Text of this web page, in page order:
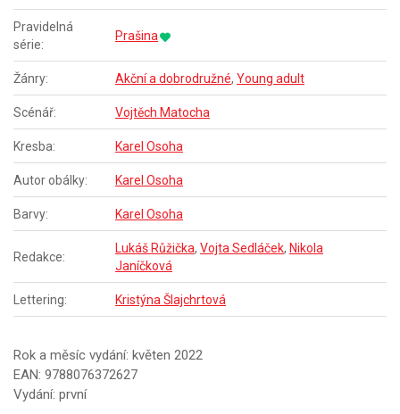
Pravidelná
série:
Prašina
Žánry: Akční a dobrodružné, Young adult
Scénář: Vojtěch Matocha
Kresba: Karel Osoha
Autor obálky: Karel Osoha
Barvy: Karel Osoha
Redakce:
Lukáš Růžička, Vojta Sedláček, Nikola
Janíčková
Lettering: Kristýna Šlajchrtová
Rok a měsíc vydání: květen 2022
EAN: 9788076372627
Vydání: první